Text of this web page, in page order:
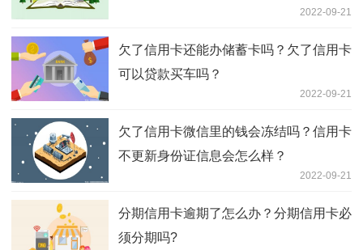
2022-09-21
欠了信用卡还能办储蓄卡吗？欠了信用卡
可以贷款买车吗？
2022-09-21
欠了信用卡微信里的钱会冻结吗？信用卡
不更新身份证信息会怎么样？
2022-09-21
分期信用卡逾期了怎么办？分期信用卡必
须分期吗?